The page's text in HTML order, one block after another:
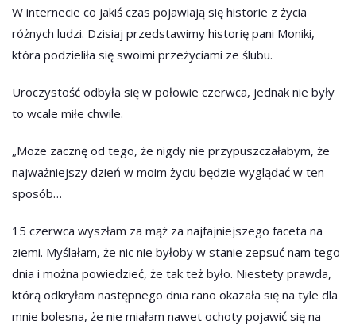
W internecie co jakiś czas pojawiają się historie z życia
różnych ludzi. Dzisiaj przedstawimy historię pani Moniki,
która podzieliła się swoimi przeżyciami ze ślubu.
Uroczystość odbyła się w połowie czerwca, jednak nie były
to wcale miłe chwile.
„Może zacznę od tego, że nigdy nie przypuszczałabym, że
najważniejszy dzień w moim życiu będzie wyglądać w ten
sposób…
15 czerwca wyszłam za mąż za najfajniejszego faceta na
ziemi. Myślałam, że nic nie byłoby w stanie zepsuć nam tego
dnia i można powiedzieć, że tak też było. Niestety prawda,
którą odkryłam następnego dnia rano okazała się na tyle dla
mnie bolesna, że nie miałam nawet ochoty pojawić się na